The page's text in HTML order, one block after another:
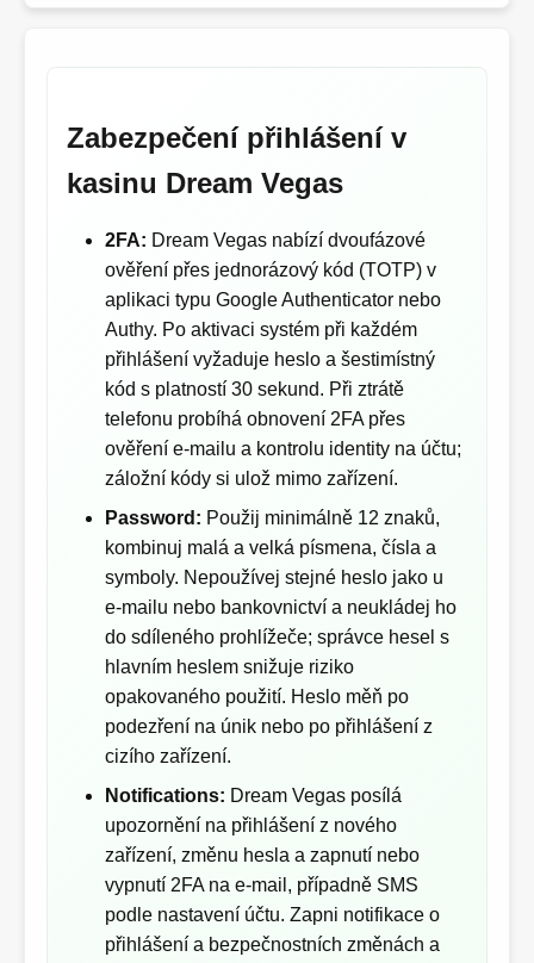
Zabezpečení přihlášení v
kasinu Dream Vegas
2FA: Dream Vegas nabízí dvoufázové
ověření přes jednorázový kód (TOTP) v
aplikaci typu Google Authenticator nebo
Authy. Po aktivaci systém při každém
přihlášení vyžaduje heslo a šestimístný
kód s platností 30 sekund. Při ztrátě
telefonu probíhá obnovení 2FA přes
ověření e‑mailu a kontrolu identity na účtu;
záložní kódy si ulož mimo zařízení.
Password: Použij minimálně 12 znaků,
kombinuj malá a velká písmena, čísla a
symboly. Nepoužívej stejné heslo jako u
e‑mailu nebo bankovnictví a neukládej ho
do sdíleného prohlížeče; správce hesel s
hlavním heslem snižuje riziko
opakovaného použití. Heslo měň po
podezření na únik nebo po přihlášení z
cizího zařízení.
Notifications: Dream Vegas posílá
upozornění na přihlášení z nového
zařízení, změnu hesla a zapnutí nebo
vypnutí 2FA na e‑mail, případně SMS
podle nastavení účtu. Zapni notifikace o
přihlášení a bezpečnostních změnách a